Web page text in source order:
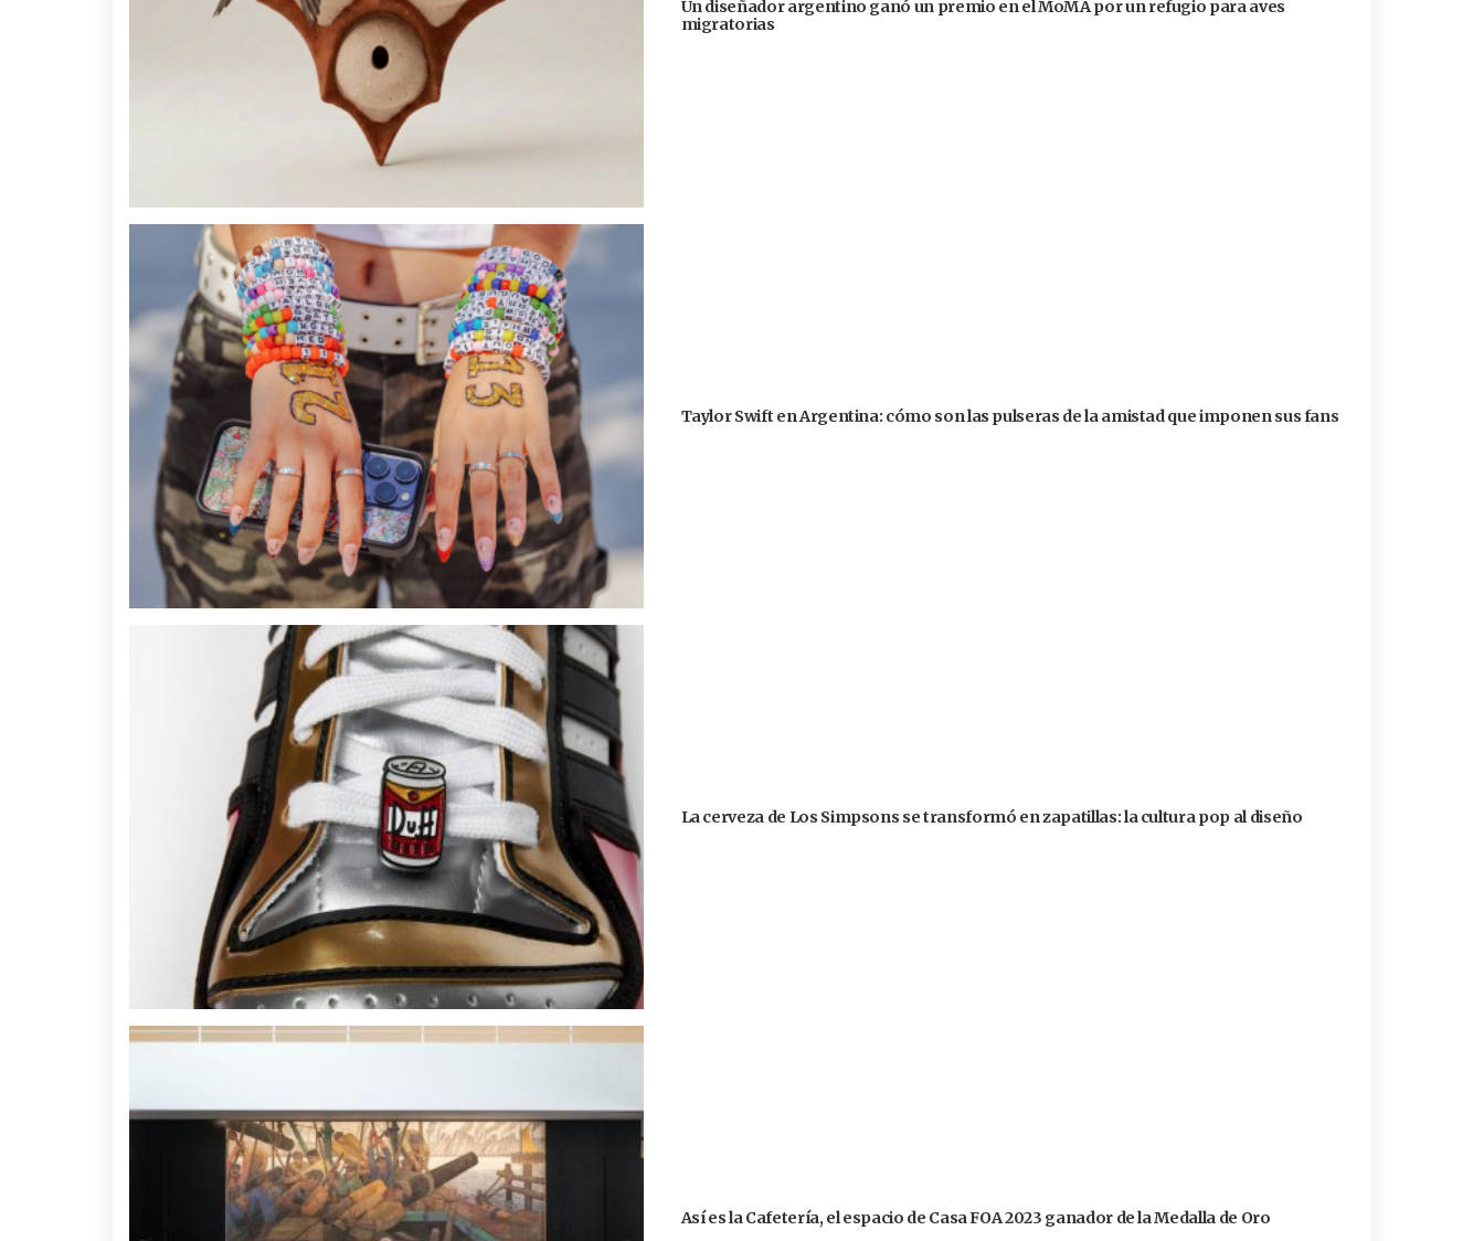
Un diseñador argentino ganó un premio en el MoMA por un refugio para aves
migratorias
Taylor Swift en Argentina: cómo son las pulseras de la amistad que imponen sus fans
La cerveza de Los Simpsons se transformó en zapatillas: la cultura pop al diseño
Así es la Cafetería, el espacio de Casa FOA 2023 ganador de la Medalla de Oro